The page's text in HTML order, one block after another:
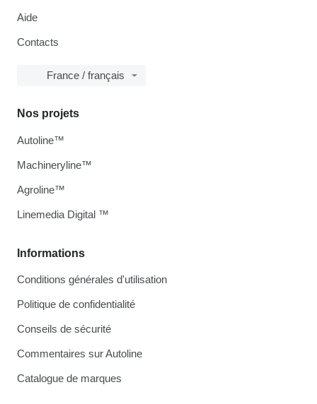
Aide
Contacts
France / français
Informations
Conditions générales d'utilisation
Politique de confidentialité
Conseils de sécurité
Commentaires sur Autoline
Catalogue de marques
Nos projets
Autoline™
Machineryline™
Agroline™
Linemedia Digital ™